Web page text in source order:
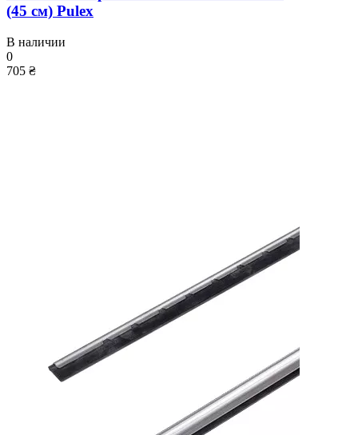
(45 см) Pulex
В наличии
0
705 ₴